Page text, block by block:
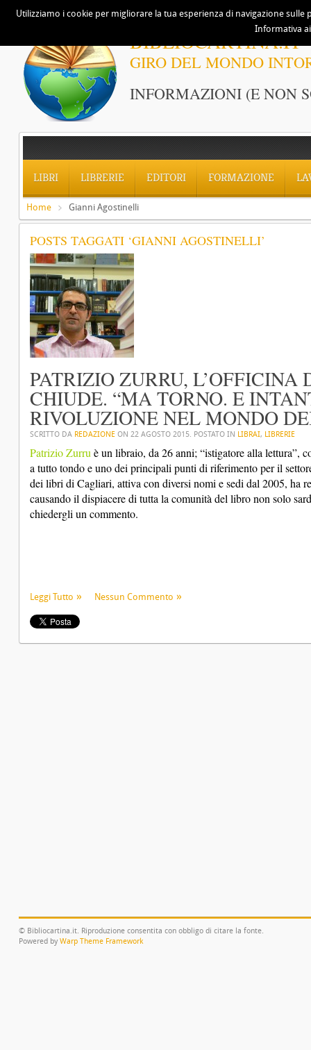
BIBLIOCARTINA.IT
GIRO DEL MONDO
INFORMAZIONI (E NON
LIBRI LIBRERIE EDITORI FORMAZIONE
Home Gianni Agostinelli
POSTS TAGGATI ‘GIANNI AGOSTINELLI’
PATRIZIO ZURRU,
CHIUDE. “MA TORNO. E
RIVOLUZIONE NEL MONDO
SCRITTO DA REDAZIONE ON 22 AGOSTO 2015. POSTATO IN LIBRAI, LIBRERIE
Patrizio Zurru è un libraio, da 26 anni; “istigatore alla lettura”,
a tutto tondo e uno dei principali punti di riferimento per il
dei libri di Cagliari, attiva con diversi nomi e sedi dal 2005, ha
causando il dispiacere di tutta la comunità del libro non solo
chiedergli un commento.
Leggi Tutto Nessun Commento
© Bibliocartina.it. Riproduzione consentita con obbligo di citare la fonte.
Powered by Warp Theme Framework
Utilizziamo i cookie per migliorare la tua esperienza di navigazione
Informativa ai